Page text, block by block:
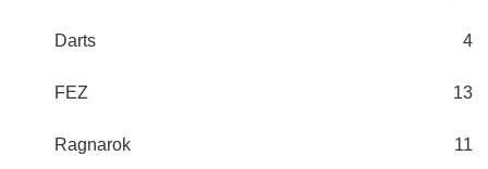
Darts 4
FEZ 13
Ragnarok 11